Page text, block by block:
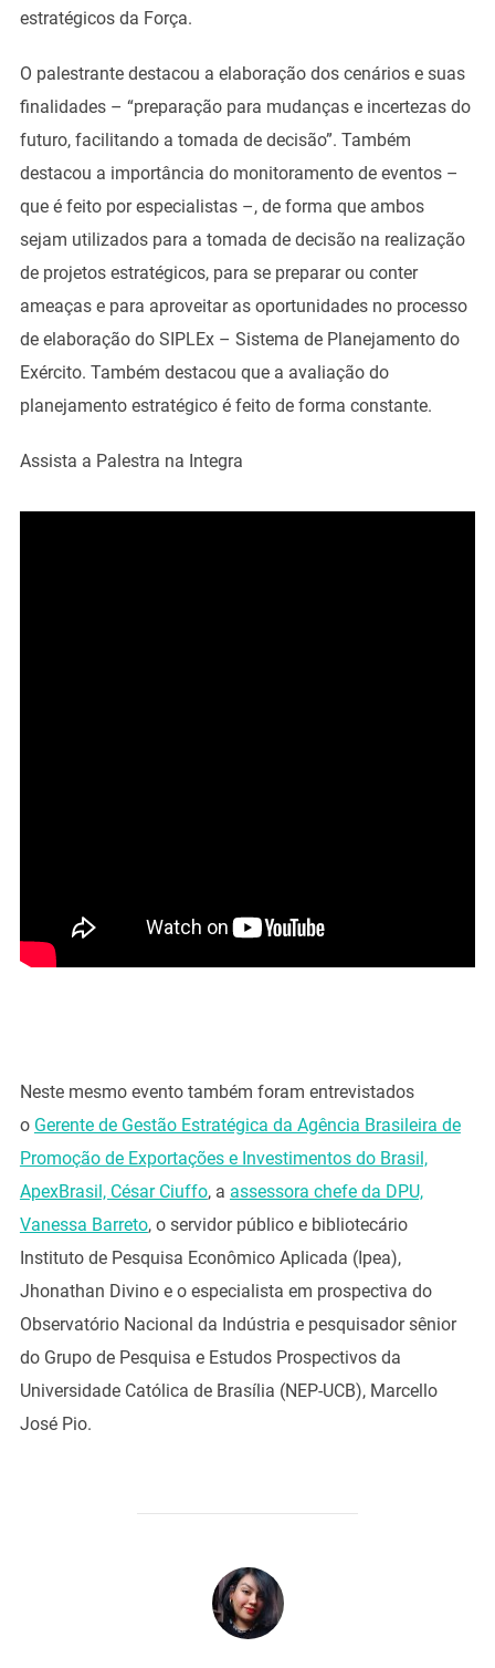
estratégicos da Força.
O palestrante destacou a elaboração dos cenários e suas
finalidades – “preparação para mudanças e incertezas do
futuro, facilitando a tomada de decisão”. Também
destacou a importância do monitoramento de eventos –
que é feito por especialistas –, de forma que ambos
sejam utilizados para a tomada de decisão na realização
de projetos estratégicos, para se preparar ou conter
ameaças e para aproveitar as oportunidades no processo
de elaboração do SIPLEx – Sistema de Planejamento do
Exército. Também destacou que a avaliação do
planejamento estratégico é feito de forma constante.
Assista a Palestra na Integra
Neste mesmo evento também foram entrevistados
o Gerente de Gestão Estratégica da Agência Brasileira de
Promoção de Exportações e Investimentos do Brasil,
ApexBrasil, César Ciuffo, a assessora chefe da DPU,
Vanessa Barreto, o servidor público e bibliotecário
Instituto de Pesquisa Econômico Aplicada (Ipea),
Jhonathan Divino e o especialista em prospectiva do
Observatório Nacional da Indústria e pesquisador sênior
do Grupo de Pesquisa e Estudos Prospectivos da
Universidade Católica de Brasília (NEP-UCB), Marcello
José Pio.
AUTOR DO POST